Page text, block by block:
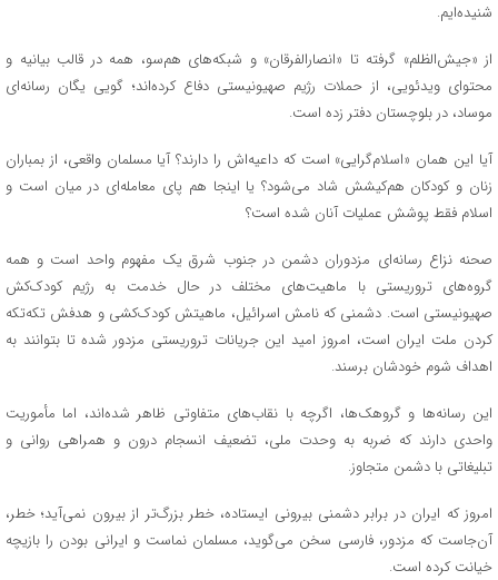
شنیده‌ایم.
از «جیش‌الظلم» گرفته تا «انصارالفرقان» و شبکه‌های هم‌سو، همه در قالب بیانیه و
محتوای ویدئویی، از حملات رژیم صهیونیستی دفاع کرده‌اند؛ گویی یگان رسانه‌ای
موساد، در بلوچستان دفتر زده است.
آیا این همان «اسلام‌گرایی» است که داعیه‌اش را دارند؟ آیا مسلمان واقعی، از بمباران
زنان و کودکان هم‌کیشش شاد می‌شود؟ یا اینجا هم پای معامله‌ای در میان است و
اسلام فقط پوشش عملیات آنان شده است؟
صحنه نزاع رسانه‌ای مزدوران دشمن در جنوب شرق یک مفهوم واحد است و همه
گروه‌های تروریستی با ماهیت‌های مختلف در حال خدمت به رژیم کودک‌کش
صهیونیستی است. دشمنی که نامش اسرائیل، ماهیتش کودک‌کشی و هدفش تکه‌تکه
کردن ملت ایران است، امروز امید این جریانات تروریستی مزدور شده تا بتوانند به
اهداف شوم خودشان برسند.
این رسانه‌ها و گروهک‌ها، اگرچه با نقاب‌های متفاوتی ظاهر شده‌اند، اما مأموریت
واحدی دارند که ضربه به وحدت ملی، تضعیف انسجام درون و همراهی روانی و
تبلیغاتی با دشمن متجاوز.
امروز که ایران در برابر دشمنی بیرونی ایستاده، خطر بزرگ‌تر از بیرون نمی‌آید؛ خطر،
آن‌جاست که مزدور، فارسی سخن می‌گوید، مسلمان نماست و ایرانی بودن را بازیچه
خیانت کرده است.